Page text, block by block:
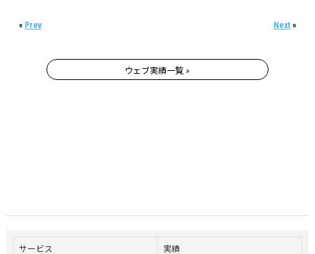
« Prev Next »
ウェブ実績一覧 »
サービス
実績